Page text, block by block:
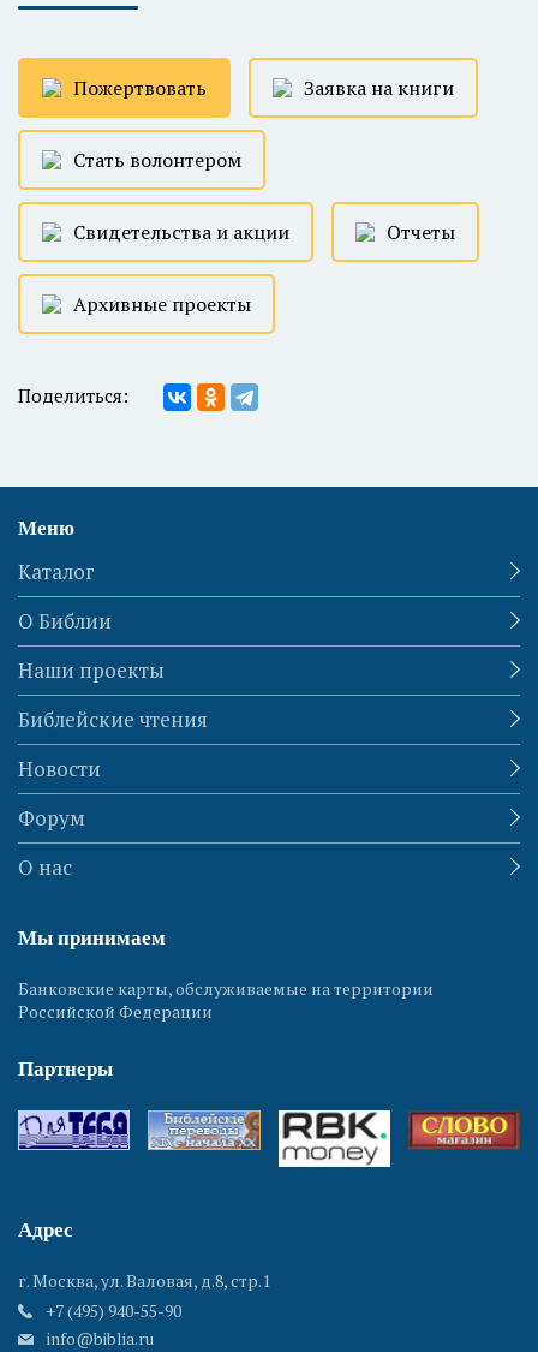
Пожертвовать Заявка на книги
Стать волонтером
Свидетельства и акции Отчеты
Архивные проекты
Поделиться:
Меню
Каталог
О Библии
Наши проекты
Библейские чтения
Новости
Форум
О нас
Мы принимаем
Банковские карты, обслуживаемые на территории
Российской Федерации
Партнеры
Адрес
г. Москва, ул. Валовая, д.8, стр.1
+7 (495) 940-55-90
info@biblia.ru